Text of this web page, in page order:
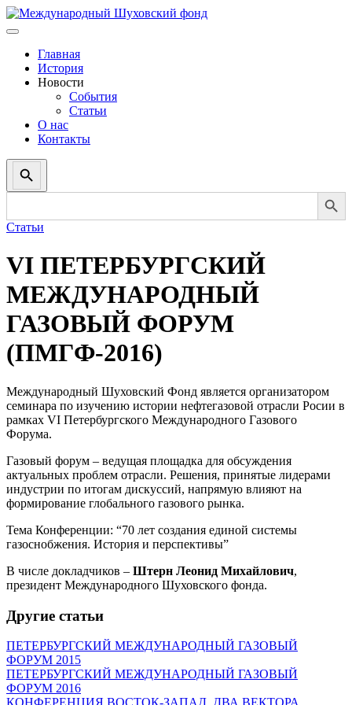
Главная
История
Новости
События
Статьи
О нас
Контакты
Search
Button
Search
Search Button
Статьи
VI ПЕТЕРБУРГСКИЙ
МЕЖДУНАРОДНЫЙ
ГАЗОВЫЙ ФОРУМ
(ПМГФ-2016)
Международный Шуховский Фонд является организатором
семинара по изучению истории нефтегазовой отрасли Росии в
рамках VI Петербургского Международного Газового
Форума.
Газовый форум – ведущая площадка для обсуждения
актуальных проблем отрасли. Решения, принятые лидерами
индустрии по итогам дискуссий, напрямую влияют на
формирование глобального газового рынка.
Тема Конференции: “70 лет создания единой системы
газоснобжения. История и перспективы”
В числе докладчиков – Штерн Леонид Михайлович,
президент Международного Шуховского фонда.
Другие статьи
ПЕТЕРБУРГСКИЙ МЕЖДУНАРОДНЫЙ ГАЗОВЫЙ
ФОРУМ 2015
ПЕТЕРБУРГСКИЙ МЕЖДУНАРОДНЫЙ ГАЗОВЫЙ
ФОРУМ 2016